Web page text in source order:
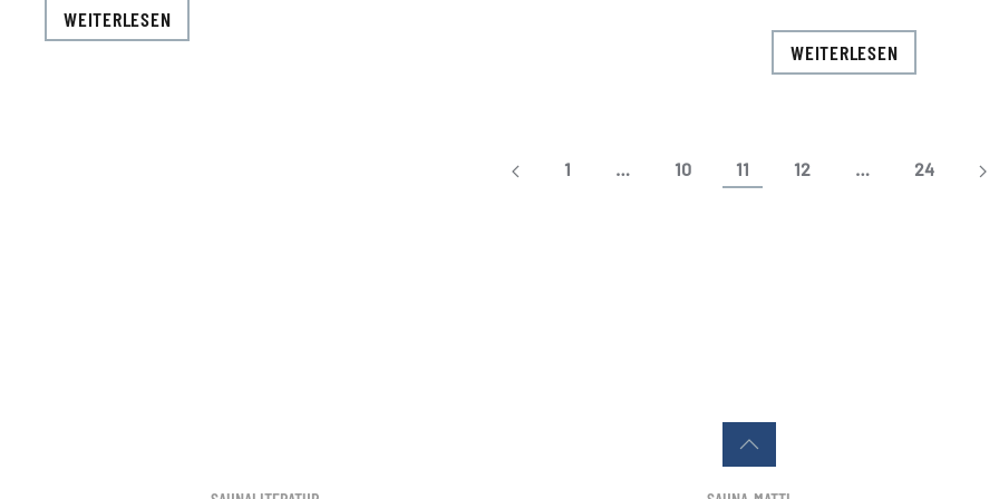
WEITERLESEN
WEITERLESEN
1 … 10 11 12 … 24